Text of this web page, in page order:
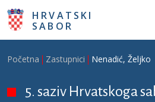
Skoči na glavni sadržaj
HRVATSKI
SABOR
Breadcrumb
Početna Zastupnici Nenadić, Željko
5. saziv Hrvatskoga